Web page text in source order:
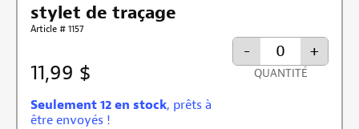
stylet de traçage
Article # 1157
11,99 $
Seulement 12 en stock, prêts à
être envoyés !
- +
QUANTITÉ